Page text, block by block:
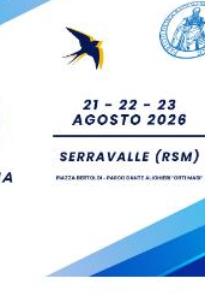
San Marino. USL:
l’inferno di
diventi monito e
6 Agosto 2026
San Marino.
PdL famiglia, alla
prima sessione
consiliare utile deve